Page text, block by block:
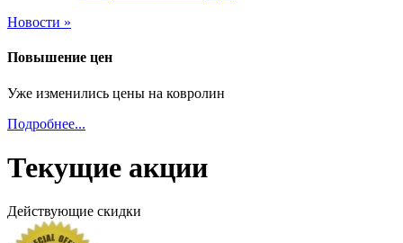
Новости »
Повышение цен
Уже изменились цены на ковролин
Подробнее...
Текущие акции
Действующие скидки